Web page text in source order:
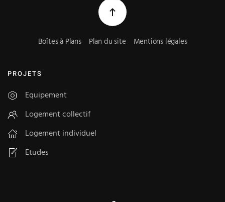
Boîtes à Plans Plan du site Mentions légales
PROJETS
Equipement
Logement collectif
Logement individuel
Etudes